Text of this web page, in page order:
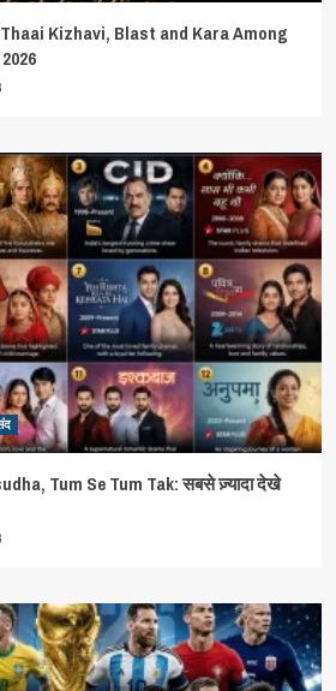
Kizhavi, Blast and Kara Among
Tum Se Tum Tak: सबसे ज़्यादा देखे